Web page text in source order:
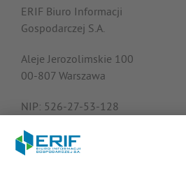
ERIF Biuro Informacji
Gospodarczej S.A.
Aleje Jerozolimskie 100
00-807 Warszawa
NIP: 526-27-53-128
REGON: 015613573